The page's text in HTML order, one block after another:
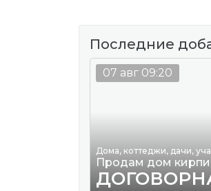
Последние
Дома, коттеджи, дачи,
Продам дом
07 авг 09:20